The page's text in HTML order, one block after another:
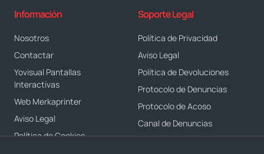
Información
Nosotros
Contactar
Yovisual Pantallas
Interactivas
Web Merkaprinter
Aviso Legal
Política de Cookies
Soporte Legal
Política de Privacidad
Aviso Legal
Política de Devoluciones
Protocolo de Denuncias
Protocolo de Acoso
Canal de Denuncias